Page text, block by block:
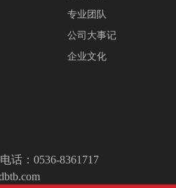
专业团队
公司大事记
企业文化
话：0536-8361717